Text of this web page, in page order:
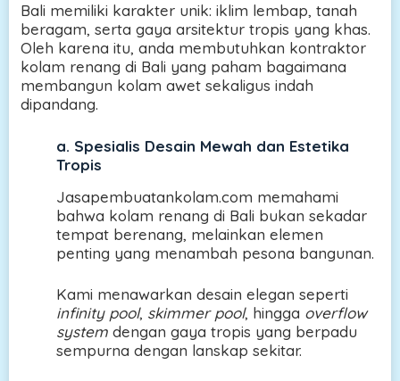
Bali memiliki karakter unik: iklim lembap, tanah
beragam, serta gaya arsitektur tropis yang khas.
Oleh karena itu, anda membutuhkan kontraktor
kolam renang di Bali yang paham bagaimana
membangun kolam awet sekaligus indah
dipandang.
a. Spesialis Desain Mewah dan Estetika
Tropis
Jasapembuatankolam.com memahami
bahwa kolam renang di Bali bukan sekadar
tempat berenang, melainkan elemen
penting yang menambah pesona bangunan.
Kami menawarkan desain elegan seperti
infinity pool, skimmer pool, hingga overflow
system dengan gaya tropis yang berpadu
sempurna dengan lanskap sekitar.